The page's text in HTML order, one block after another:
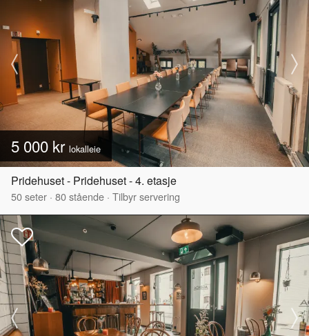
5 000 kr lokalleie
Pridehuset - Pridehuset - 4. etasje
50seter · 80stående · Tilbyr servering